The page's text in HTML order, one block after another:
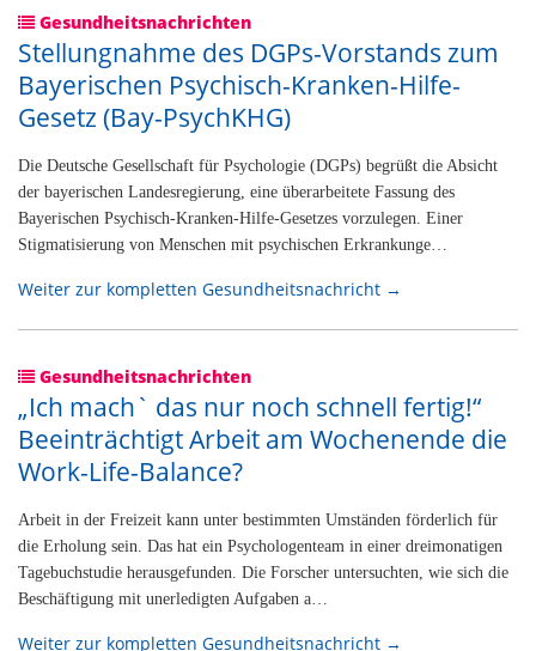
Gesundheitsnachrichten
Stellungnahme des DGPs-Vorstands zum
Bayerischen Psychisch-Kranken-Hilfe-
Gesetz (Bay-PsychKHG)
Die Deutsche Gesellschaft für Psychologie (DGPs) begrüßt die Absicht
der bayerischen Landesregierung, eine überarbeitete Fassung des
Bayerischen Psychisch-Kranken-Hilfe-Gesetzes vorzulegen. Einer
Stigmatisierung von Menschen mit psychischen Erkrankunge…
Weiter zur kompletten Gesundheitsnachricht →
Gesundheitsnachrichten
„Ich mach` das nur noch schnell fertig!“
Beeinträchtigt Arbeit am Wochenende die
Work-Life-Balance?
Arbeit in der Freizeit kann unter bestimmten Umständen förderlich für
die Erholung sein. Das hat ein Psychologenteam in einer dreimonatigen
Tagebuchstudie herausgefunden. Die Forscher untersuchten, wie sich die
Beschäftigung mit unerledigten Aufgaben a…
Weiter zur kompletten Gesundheitsnachricht →